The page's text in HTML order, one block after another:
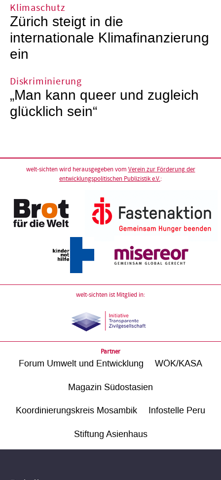
Klimaschutz
Zürich steigt in die
internationale Klimafinanzierung
ein
Diskriminierung
„Man kann queer und zugleich
glücklich sein“
welt-sichten wird herausgegeben vom Verein zur Förderung der
entwicklungspolitischen Publizistik e.V.:
welt-sichten ist Mitglied in:
Partner
Forum Umwelt und Entwicklung WÖK/KASA
Magazin Südostasien
Koordinierungskreis Mosambik Infostelle Peru
Stiftung Asienhaus